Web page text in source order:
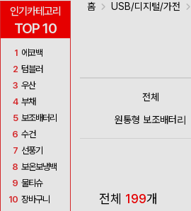
인기카테고리
TOP 10
1 에코백
2 텀블러
3 우산
4 부채
5 보조배터리
6 수건
7 선풍기
8 보온보냉백
9 물티슈
10 장바구니
홈 USB/디지털/가전
전체
원통형 보조배터리
전체 199개